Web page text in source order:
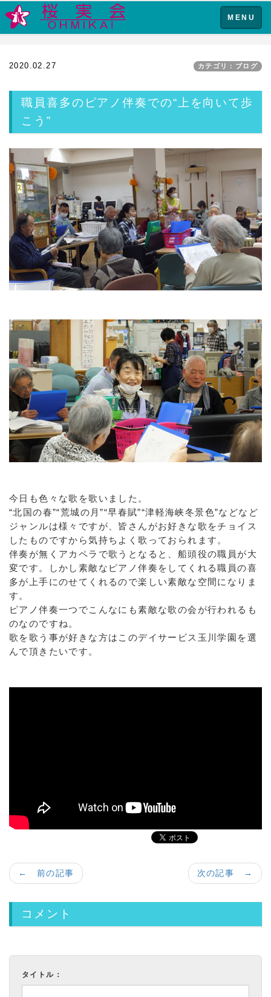
Toggle
navigation
MENU
2020.02.27 カテゴリ：ブログ
職員喜多のピアノ伴奏での“上を向いて歩
こう”
今日も色々な歌を歌いました。
“北国の春”“荒城の月”“早春賦”“津軽海峡冬景色”などなど
ジャンルは様々ですが、皆さんがお好きな歌をチョイス
したものですから気持ちよく歌っておられます。
伴奏が無くアカペラで歌うとなると、船頭役の職員が大
変です。しかし素敵なピアノ伴奏をしてくれる職員の喜
多が上手にのせてくれるので楽しい素敵な空間になりま
す。
ピアノ伴奏一つでこんなにも素敵な歌の会が行われるも
のなのですね。
歌を歌う事が好きな方はこのデイサービス玉川学園を選
んで頂きたいです。
次の記事 →
← 前の記事
コメント
タイトル：